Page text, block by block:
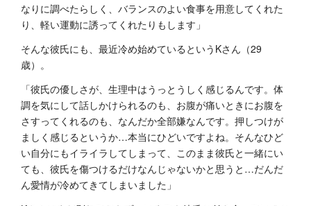
なりに調べたらしく、バランスのよい食事を用意してくれた
り、軽い運動に誘ってくれたりもします」
そんな彼氏にも、最近冷め始めているというKさん（29
歳）。
「彼氏の優しさが、生理中はうっとうしく感じるんです。体
調を気にして話しかけられるのも、お腹が痛いときにお腹を
さすってくれるのも、なんだか全部嫌なんです。押しつけが
ましく感じるというか…本当にひどいですよね。そんなひど
い自分にもイライラしてしまって、このまま彼氏と一緒にい
ても、彼氏を傷つけるだけなんじゃないかと思うと…だんだ
ん愛情が冷めてきてしまいました」